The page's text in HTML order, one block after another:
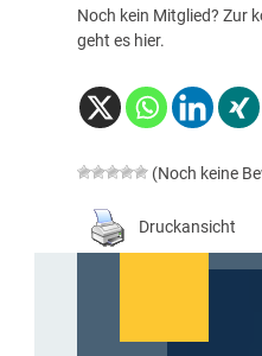
Noch kein Mitglied? Zur
geht es hier.
(Noch keine
Druckansicht